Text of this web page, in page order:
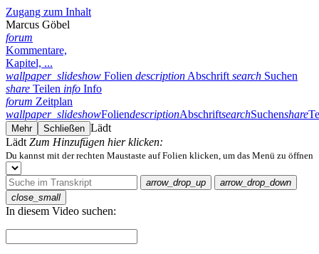
Zugang zum Inhalt
Marcus Göbel
forum
Kommentare,
Kapitel, ...
wallpaper_slideshow Folien description Abschrift search Suchen
share Teilen info Info
forum Zeitplan
wallpaper_slideshowFoliendescriptionAbschriftsearchSuchenshare
Mehr Schließen Lädt
Lädt Zum Hinzufügen hier klicken:
Du kannst mit der rechten Maustaste auf Folien klicken, um das Menü zu öffnen
arrow_drop_up
arrow_drop_down
close_small
In diesem Video suchen: